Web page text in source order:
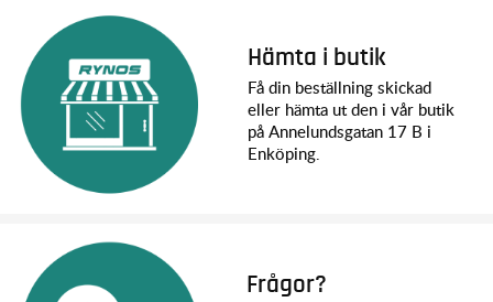
Hämta i butik
Få din beställning skickad
eller hämta ut den i vår butik
på Annelundsgatan 17 B i
Enköping.
Frågor?